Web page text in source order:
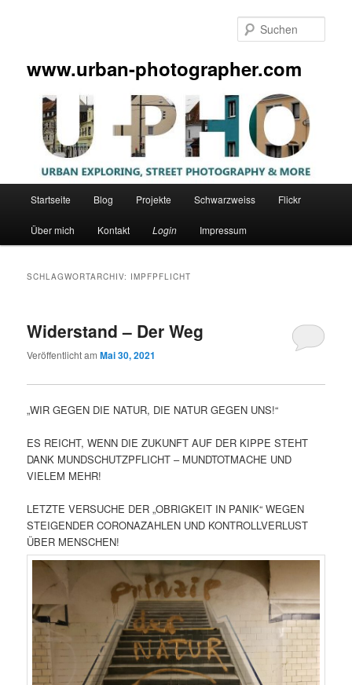
www.urban-photographer.com
Startseite Blog Projekte Schwarzweiss Flickr
Über mich Kontakt Login Impressum
SCHLAGWORTARCHIV: IMPFPFLICHT
Widerstand – Der Weg
Veröffentlicht amMai 30, 2021
„WIR GEGEN DIE NATUR, DIE NATUR GEGEN UNS!“
ES REICHT, WENN DIE ZUKUNFT AUF DER KIPPE STEHT
DANK MUNDSCHUTZPFLICHT – MUNDTOTMACHE UND
VIELEM MEHR!
LETZTE VERSUCHE DER „OBRIGKEIT IN PANIK“ WEGEN
STEIGENDER CORONAZAHLEN UND KONTROLLVERLUST
ÜBER MENSCHEN!